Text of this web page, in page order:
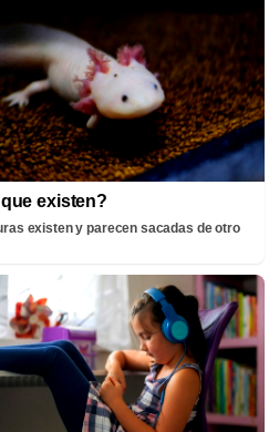
existen?
existen y parecen sacadas de otro